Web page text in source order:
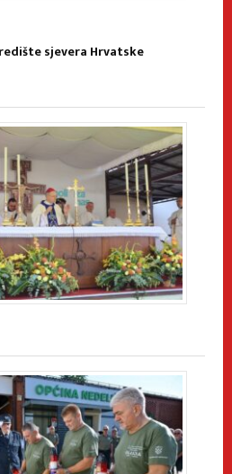
sjevera Hrvatske